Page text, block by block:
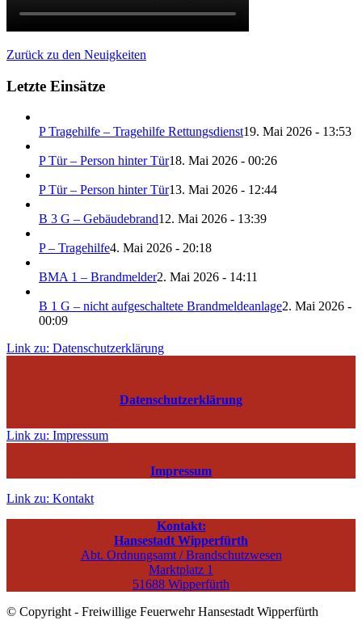
Zurück zu den Neuigkeiten
Letzte Einsätze
P Tragehilfe – Tragehilfe Rettungsdienst19. Mai 2026 - 13:53
P Tür – Person hinter Tür18. Mai 2026 - 00:26
P Tür – Person hinter Tür13. Mai 2026 - 12:44
B 3 G – Gebäudebrand12. Mai 2026 - 13:39
P – Tragehilfe4. Mai 2026 - 20:18
BMA 1 – Brandmelder2. Mai 2026 - 14:11
B 1 G – nicht aufgeschaltete Brandmeldeanlage2. Mai 2026 -
00:09
Link zu: Datenschutzerklärung
Datenschutzerklärung
Link zu: Impressum
Impressum
Link zu: Kontakt
Kontakt:
Hansestadt Wipperfürth
Abt. Ordnungsamt / Brandschutzwesen
Marktplatz 1
51688 Wipperfürth
© Copyright - Freiwillige Feuerwehr Hansestadt Wipperfürth